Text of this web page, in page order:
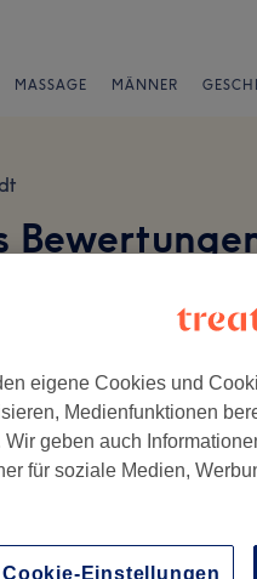
MASSAGE MÄNNER
Sauberkeit
eigene Cookies und
Medienfunktionen
geben auch
für soziale Medien,
Cookie-Einstellungen